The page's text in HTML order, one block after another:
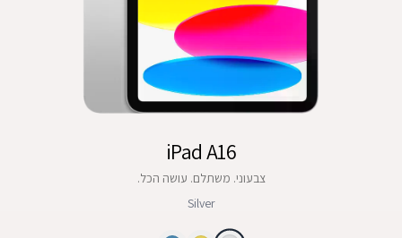
iPad A16
צבעוני. משתלם. עושה הכל.
Silver